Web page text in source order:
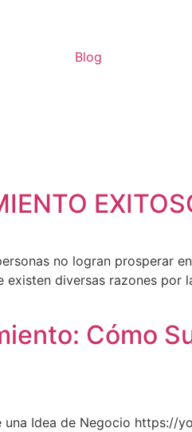
Blog
no logran prosperar
diversas razones por
Cómo
Idea de Negocio https://